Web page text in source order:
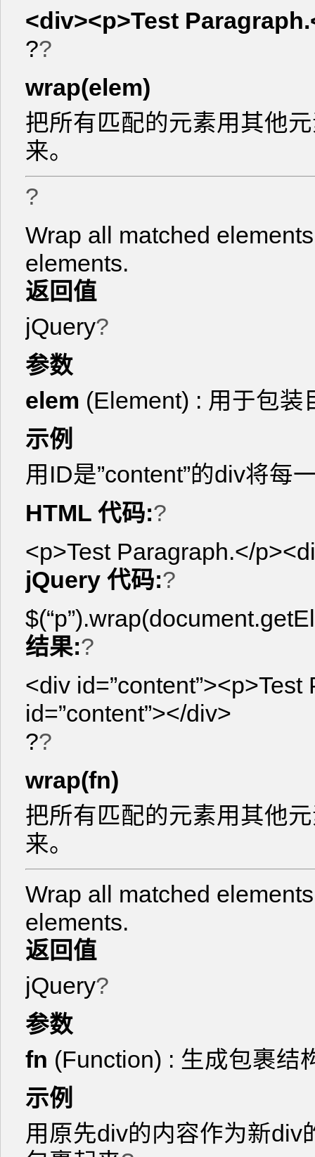
<div><p>Test
??
wrap(elem)
把所有匹配的元素用其他
来。
?
Wrap all matched
elements.
返回值
jQuery?
参数
elem (Element) : 用于包装
示例
用ID是”content”的div将每
HTML 代码:?
<p>Test Paragraph.</
jQuery 代码:?
结果:?
<div
id=”content”></div>
??
wrap(fn)
把所有匹配的元素用其他
来。
Wrap all matched
elements.
返回值
jQuery?
参数
fn (Function) : 生成包裹结
示例
用原先div的内容作为新div